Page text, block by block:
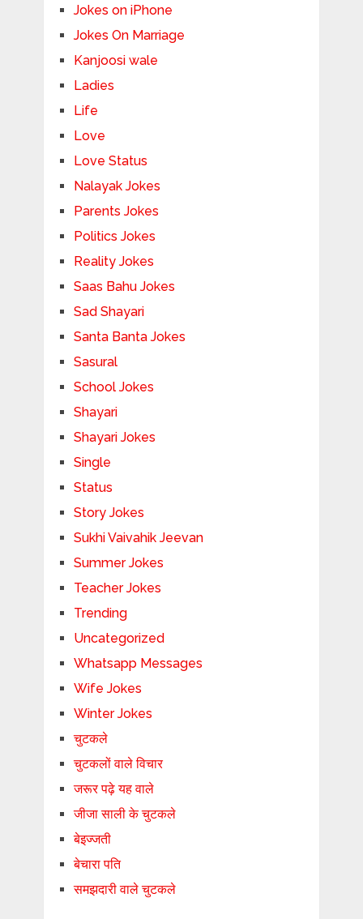
Jokes on iPhone
Jokes On Marriage
Kanjoosi wale
Ladies
Life
Love
Love Status
Nalayak Jokes
Parents Jokes
Politics Jokes
Reality Jokes
Saas Bahu Jokes
Sad Shayari
Santa Banta Jokes
Sasural
School Jokes
Shayari
Shayari Jokes
Single
Status
Story Jokes
Sukhi Vaivahik Jeevan
Summer Jokes
Teacher Jokes
Trending
Uncategorized
Whatsapp Messages
Wife Jokes
Winter Jokes
चुटकले
चुटकलों वाले विचार
जरूर पढ़े यह वाले
जीजा साली के चुटकले
बेइज्जती
बेचारा पति
समझदारी वाले चुटकले